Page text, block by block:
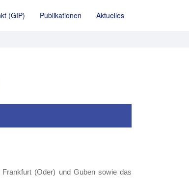
(GIP) Publikationen Aktuelles
(Oder) und Guben sowie das